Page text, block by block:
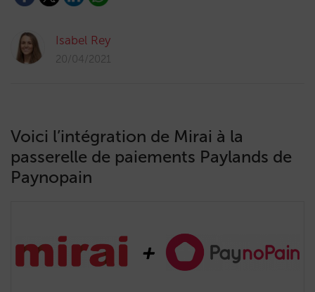
Isabel Rey
20/04/2021
Voici l’intégration de Mirai à la
passerelle de paiements Paylands de
Paynopain